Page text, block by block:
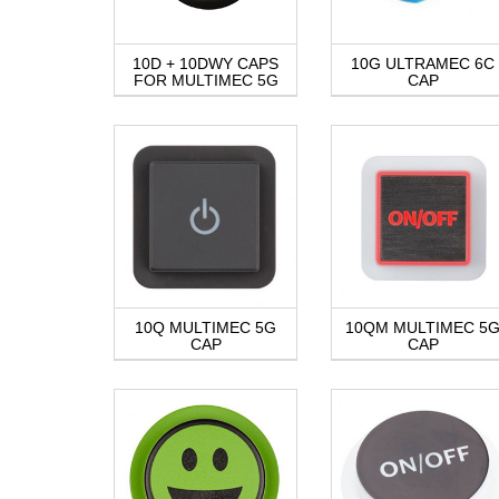
10D + 10DWY CAPS
FOR MULTIMEC 5G
10G ULTRAMEC 6C
CAP
10Q MULTIMEC 5G
CAP
10QM MULTIMEC 5G
CAP